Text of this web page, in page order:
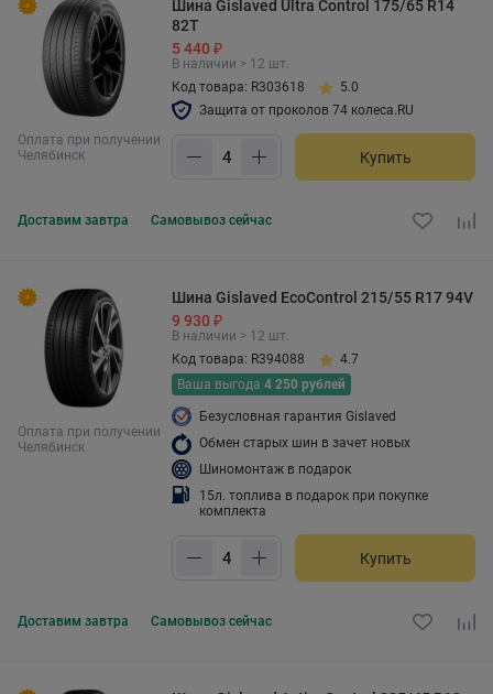
Оплата при получении
Челябинск
Шина Gislaved Ultra Control 175/65 R14
82T
5 440 ₽
В наличии > 12 шт.
Код товара: R303618
5.0
Защита от проколов 74 колеса.RU
Купить
Доставим завтра Самовывоз сейчас
Оплата при получении
Челябинск
Шина Gislaved EcoControl 215/55 R17 94V
9 930 ₽
В наличии > 12 шт.
Код товара: R394088
4.7
Ваша выгода 4 250 рублей
Безусловная гарантия Gislaved
Обмен старых шин в зачет новых
Шиномонтаж в подарок
15л. топлива в подарок при покупке
комплекта
Купить
Доставим завтра Самовывоз сейчас